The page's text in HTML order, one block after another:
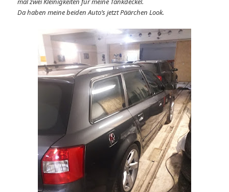
Da haben meine beiden Auto’s jetzt Päärchen Look.